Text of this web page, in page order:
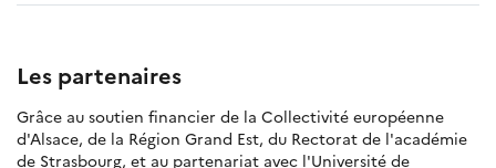
Les partenaires
Grâce au soutien financier de la Collectivité européenne
d'Alsace, de la Région Grand Est, du Rectorat de l'académie
de Strasbourg, et au partenariat avec l'Université de